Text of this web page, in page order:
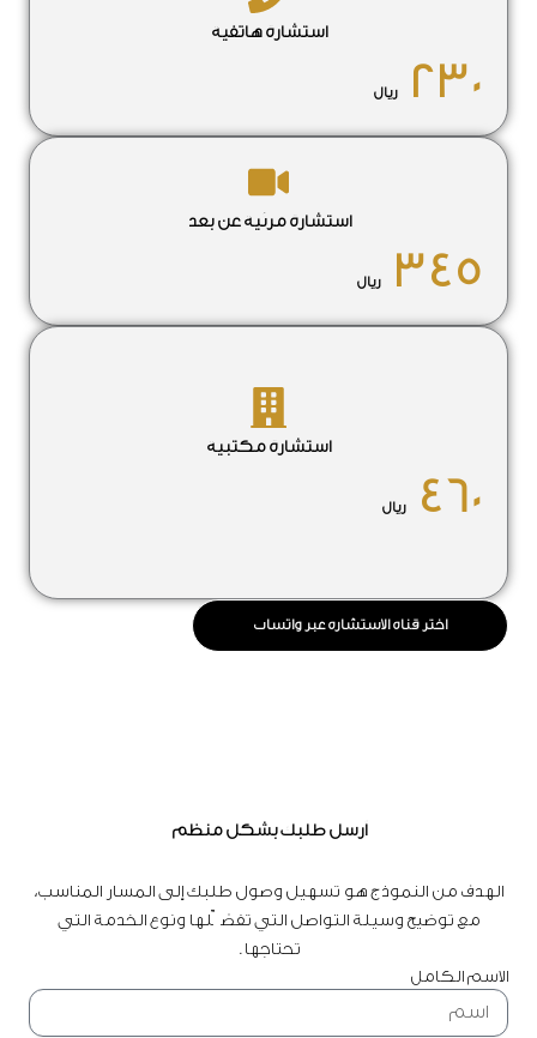
استشارة هاتفية
230 ريال
استشارة مرئية عن بعد
345 ريال
استشارة مكتبية
460 ريال
اختر قناة الاستشارة عبر واتساب
أرسل طلبك بشكل منظم
الهدف من النموذج هو تسهيل وصول طلبك إلى المسار المناسب،
مع توضيح وسيلة التواصل التي تفضّلها ونوع الخدمة التي
تحتاجها.
الاسم الكامل